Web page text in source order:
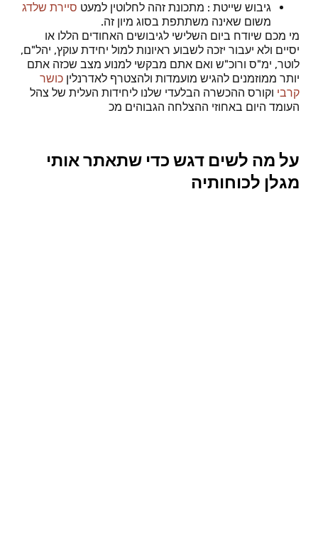
גיבוש שייטת : מתכונת זהה לחלוטין למעט סיירת שלדג
משום שאינה משתתפת בסוג מיון זה.
מי מכם שיודח ביום השלישי לגיבושים האחודים הללו או
יסיים ולא יעבור יזכה לשבוע ראיונות למול יחידת עוקץ, יהל"ם,
לוטר, ימ"ס ורוכ"ש ואם אתם מבקשי למנוע מצב שכזה אתם
יותר ממוזמנים להגיש מועמדות ולהצטרף לאדרנלין כושר
קרבי וקורס ההכשרה הבלעדי שלנו ליחידות העלית של צהל
העומד היום באחוזי ההצלחה הגבוהים מכ
על מה לשים דגש כדי שתאתר אותי
מגלן לכוחותיה